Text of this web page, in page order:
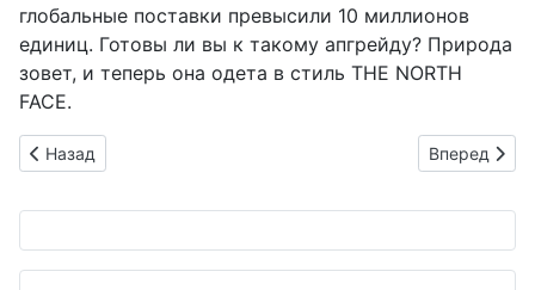
глобальные поставки превысили 10 миллионов
единиц. Готовы ли вы к такому апгрейду? Природа
зовет, и теперь она одета в стиль THE NORTH
FACE.
Предыдущий: Осень 2025: японцы меняют пикники на
Назад Следующий:
Вперед